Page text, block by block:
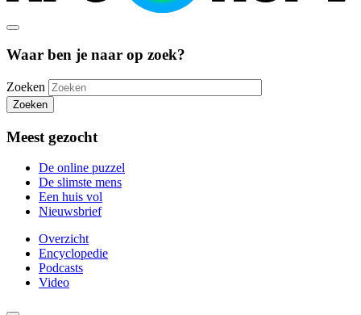
Waar ben je naar op zoek?
Zoeken
Zoeken
Meest gezocht
De online puzzel
De slimste mens
Een huis vol
Nieuwsbrief
Overzicht
Encyclopedie
Podcasts
Video